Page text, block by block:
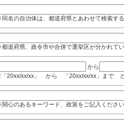
名の自治体は、都道府県とあわせて検索す
道府県、政令市や合併で選挙区が分かれて
から
20xx/xx/xx」 から 「20xx/xx/xx」まで と
心のあるキーワード、政策をご記入ください